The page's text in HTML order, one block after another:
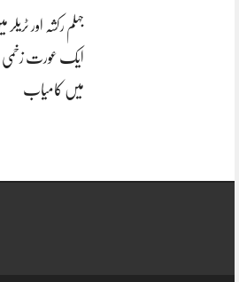
جہلم رکشہ اور ٹریلر
ایک عورت زخمی
میں کامیاب